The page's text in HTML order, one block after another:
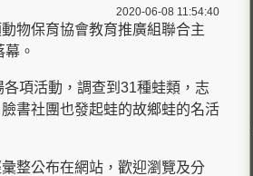
2020-06-08 11:54:40
物保育協會教育推廣組聯合主
。
項活動，調查到31種蛙類，志
書社團也發起蛙的故鄉蛙的名活
整公布在網站，歡迎瀏覽及分